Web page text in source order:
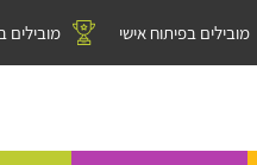
מובילים בפיתוח אישי מובילים